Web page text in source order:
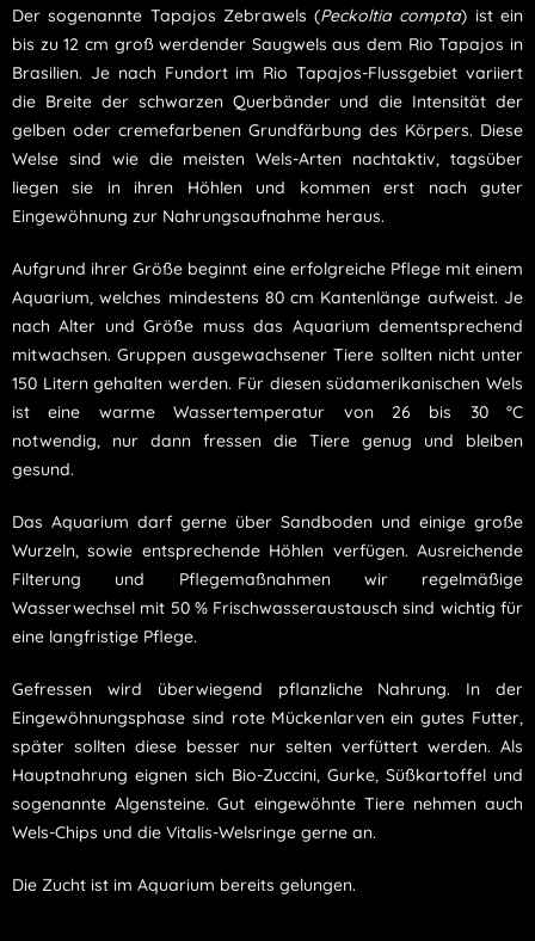
Der sogenannte Tapajos Zebrawels (Peckoltia compta) ist ein
bis zu 12 cm groß werdender Saugwels aus dem Rio Tapajos in
Brasilien. Je nach Fundort im Rio Tapajos-Flussgebiet variiert
die Breite der schwarzen Querbänder und die Intensität der
gelben oder cremefarbenen Grundfärbung des Körpers. Diese
Welse sind wie die meisten Wels-Arten nachtaktiv, tagsüber
liegen sie in ihren Höhlen und kommen erst nach guter
Eingewöhnung zur Nahrungsaufnahme heraus.
Aufgrund ihrer Größe beginnt eine erfolgreiche Pflege mit einem
Aquarium, welches mindestens 80 cm Kantenlänge aufweist. Je
nach Alter und Größe muss das Aquarium dementsprechend
mitwachsen. Gruppen ausgewachsener Tiere sollten nicht unter
150 Litern gehalten werden. Für diesen südamerikanischen Wels
ist eine warme Wassertemperatur von 26 bis 30 °C
notwendig, nur dann fressen die Tiere genug und bleiben
gesund.
Das Aquarium darf gerne über Sandboden und einige große
Wurzeln, sowie entsprechende Höhlen verfügen. Ausreichende
Filterung und Pflegemaßnahmen wir regelmäßige
Wasserwechsel mit 50 % Frischwasseraustausch sind wichtig für
eine langfristige Pflege.
Gefressen wird überwiegend pflanzliche Nahrung. In der
Eingewöhnungsphase sind rote Mückenlarven ein gutes Futter,
später sollten diese besser nur selten verfüttert werden. Als
Hauptnahrung eignen sich Bio-Zuccini, Gurke, Süßkartoffel und
sogenannte Algensteine. Gut eingewöhnte Tiere nehmen auch
Wels-Chips und die Vitalis-Welsringe gerne an.
Die Zucht ist im Aquarium bereits gelungen.